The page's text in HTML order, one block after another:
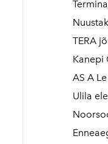
TERA
Kanepi
AS A
Ulila